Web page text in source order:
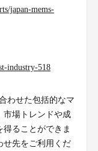
japan-mems-
industry-518
わせた包括的なマ
市場トレンドや成
ることができま
せ先をご利用くだ